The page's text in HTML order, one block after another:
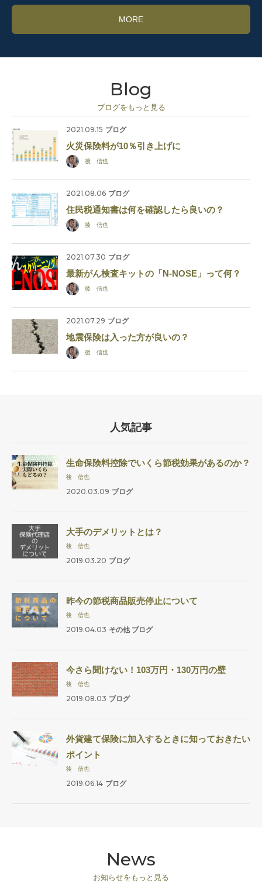
MORE
Blog
ブログをもっと見る
2021.09.15 ブログ
火災保険料が10％引き上げに
後 信也
2021.08.06 ブログ
住民税通知書は何を確認したら良いの？
後 信也
2021.07.30 ブログ
最新がん検査キットの「N-NOSE」って何？
後 信也
2021.07.29 ブログ
地震保険は入った方が良いの？
後 信也
人気記事
生命保険料控除でいくら節税効果があるのか？
後 信也
2020.03.09 ブログ
大手のデメリットとは？
後 信也
2019.03.20 ブログ
昨今の節税商品販売停止について
後 信也
2019.04.03 その他 ブログ
今さら聞けない！103万円・130万円の壁
後 信也
2019.08.03 ブログ
外貨建て保険に加入するときに知っておきたい
ポイント
後 信也
2019.06.14 ブログ
News
お知らせをもっと見る